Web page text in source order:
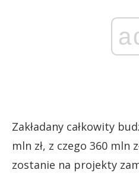
Zakładany całkowity
mln zł, z czego 360 mln
zostanie na projekty